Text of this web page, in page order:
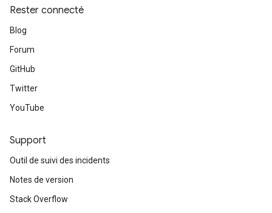
Rester connecté
Blog
Forum
GitHub
Twitter
YouTube
Support
Outil de suivi des incidents
Notes de version
Stack Overflow